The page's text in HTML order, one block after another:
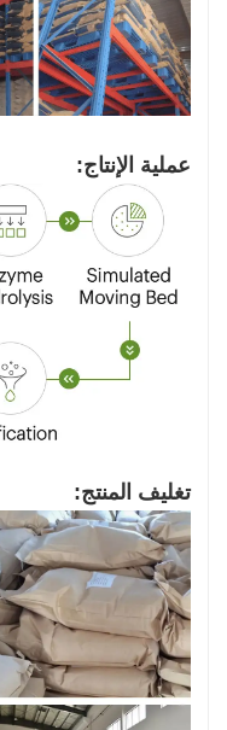
عملية الإنتاج:
تغليف المنتج: